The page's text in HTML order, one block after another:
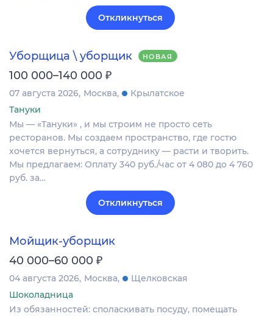
Откликнуться
Уборщица \ уборщик НОВАЯ
100 000–140 000 ₽
07 августа 2026 Москва
Крылатское
Тануки
Мы — «Тануки» , и мы строим не просто сеть
ресторанов. Мы создаем пространство, где гостю
хочется вернуться, а сотруднику — расти и творить.
Мы предлагаем: Оплату 340 руб./час от 4 080 до 4 760
руб. за…
Откликнуться
Мойщик-уборщик
40 000–60 000 ₽
04 августа 2026 Москва
Щелковская
Шоколадница
Из обязанностей: споласкивать посуду, помещать